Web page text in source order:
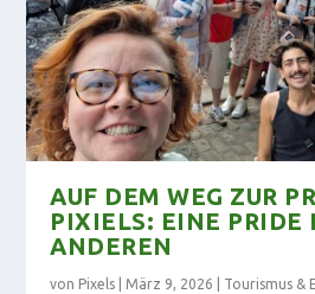
AUF DEM WEG ZUR
PIXIELS: EINE PRIDE
ANDEREN
von Pixels März 9, 2026 Tourismus &